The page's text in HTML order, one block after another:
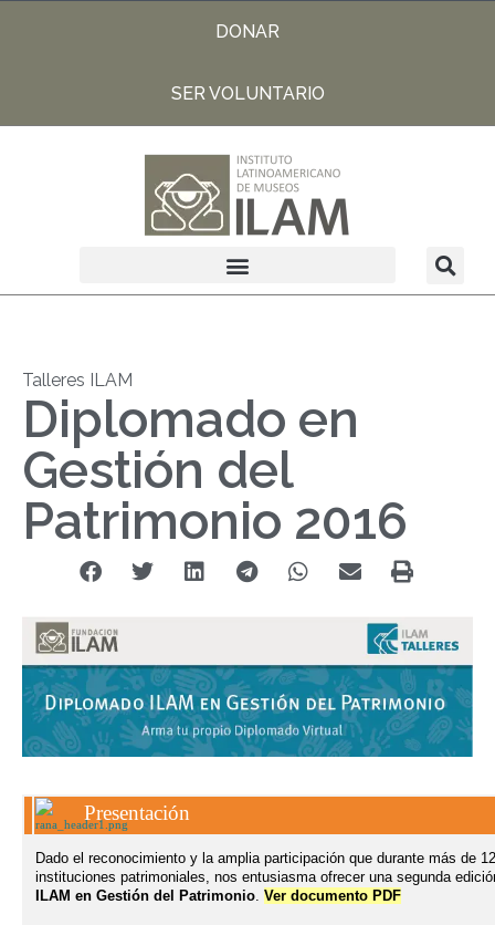
DONAR
SER VOLUNTARIO
Talleres ILAM
Diplomado en
Gestión del
Patrimonio 2016
Presentación
Dado el reconocimiento y la amplia participación que durante más de
instituciones patrimoniales, nos entusiasma ofrecer una segunda
ILAM en Gestión del Patrimonio. Ver documento PDF